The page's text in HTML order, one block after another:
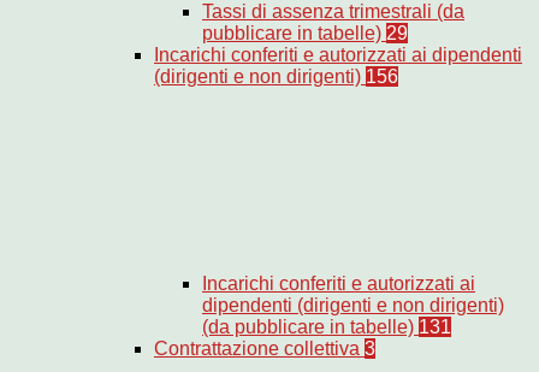
Tassi di assenza trimestrali (da
pubblicare in tabelle) 29
Incarichi conferiti e autorizzati ai dipendenti
(dirigenti e non dirigenti) 156
Incarichi conferiti e autorizzati ai
dipendenti (dirigenti e non dirigenti)
(da pubblicare in tabelle) 131
Contrattazione collettiva 3